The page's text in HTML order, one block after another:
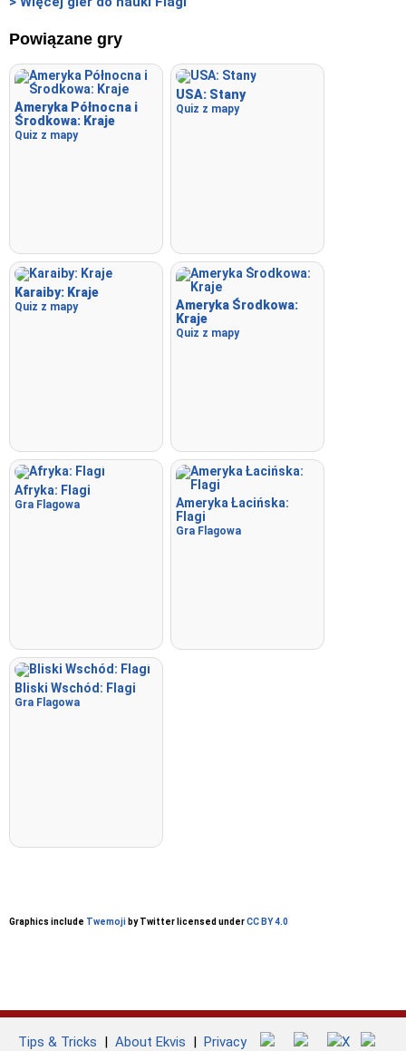
Powiązane gry
Ameryka Północna i
Środkowa: Kraje
Quiz z mapy
USA: Stany
Quiz z mapy
Karaiby: Kraje
Quiz z mapy
Ameryka Środkowa:
Kraje
Quiz z mapy
Afryka: Flagi
Gra Flagowa
Ameryka Łacińska:
Flagi
Gra Flagowa
Bliski Wschód: Flagi
Gra Flagowa
Graphics include Twemoji by Twitter licensed underCC BY 4.0
Tips & Tricks | About Ekvis | Privacy